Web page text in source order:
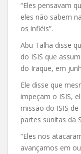
“Eles pensavam
eles não sabem
os infiéis”.
Abu Talha disse
do ISIS que
do Iraque, em
Ele disse que
impeçam o ISIS,
missão do ISIS
partes sunitas da
“Eles nos
avançamos em